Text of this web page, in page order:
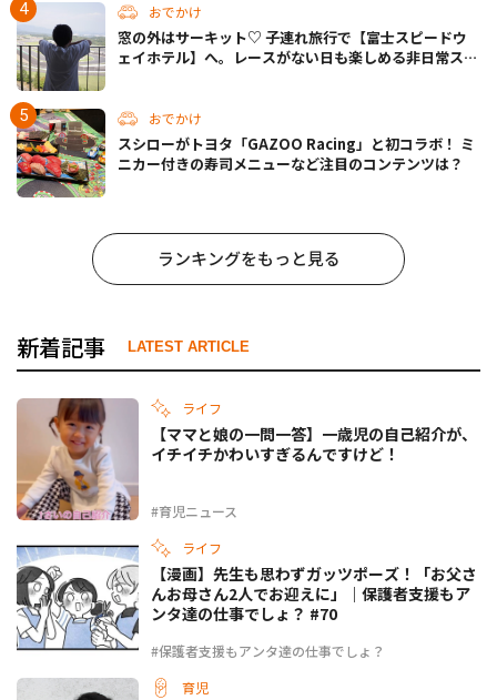
おでかけ
窓の外はサーキット♡ 子連れ旅行で【富士スピードウ
ェイホテル】へ。レースがない日も楽しめる非日常ステ
おでかけ
スシローがトヨタ「GAZOO Racing」と初コラボ！ ミ
ニカー付きの寿司メニューなど注目のコンテンツは？
ランキングをもっと見る
新着記事 LATEST ARTICLE
ライフ
#育児ニュース
【ママと娘の一問一答】一歳児の自己紹介が、
イチイチかわいすぎるんですけど！
ライフ
#保護者支援もアンタ達の仕事でしょ？
【漫画】先生も思わずガッツポーズ！「お父さ
んお母さん2人でお迎えに」｜保護者支援もア
ンタ達の仕事でしょ？ #70
育児